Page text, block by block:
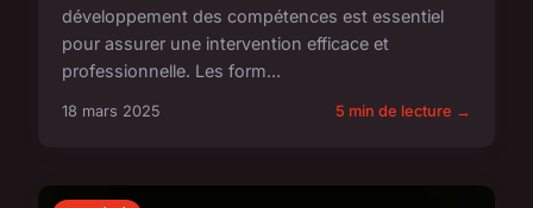
développement des compétences est essentiel
pour assurer une intervention efficace et
professionnelle. Les form...
18 mars 2025 5 min de lecture →